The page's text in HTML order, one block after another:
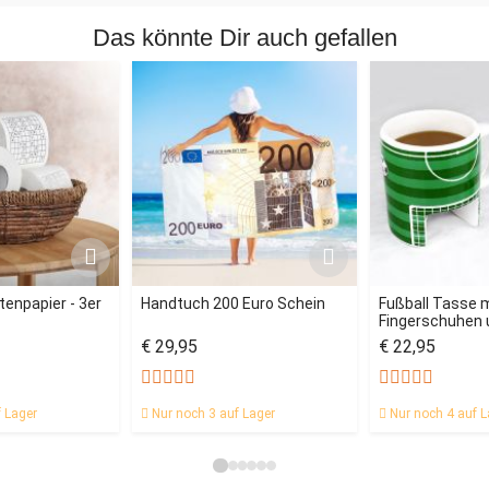
Das könnte Dir auch gefallen
- 3er Handtuch 200 Euro Schein
€ 29,95
Nur noch 3 auf Lager
Fußball Tasse
Fingerschuhen
€ 22,95
Nur noch 4 auf